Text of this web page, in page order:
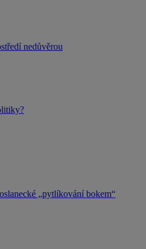
nedůvěrou
„pytlíkování bokem“